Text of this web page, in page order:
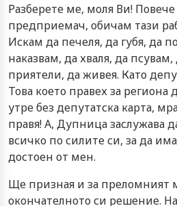
Разберете ме, моля Ви!
предприемач, обичам тази
Искам да печеля, да губя, да
наказвам, да хваля, да
приятели, да живея. Като
Това което правех за региона
утре без депутатска карта,
правя! А, Дупница заслужава
всичко по силите си, за да
достоен от мен.
Ще призная и за преломният
окончателното си решение.